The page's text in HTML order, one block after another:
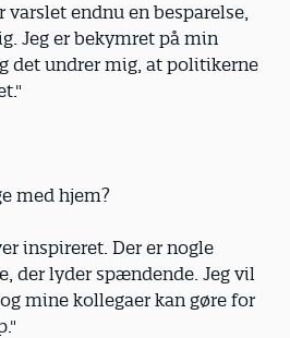
varslet endnu en besparelse,
Jeg er bekymret på min
det undrer mig, at politikerne
med hjem?
inspireret. Der er nogle
der lyder spændende. Jeg vil
mine kollegaer kan gøre for